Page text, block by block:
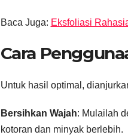
Baca Juga: Eksfoliasi
Cara
Untuk hasil optimal,
Bersihkan Wajah: Mulailah
kotoran dan minyak berlebih.